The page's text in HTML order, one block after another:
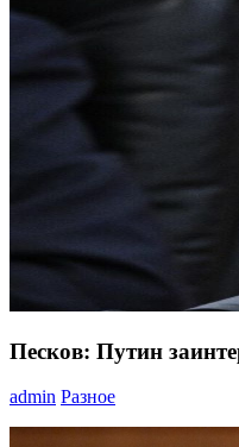
Песков: Путин
admin Разное